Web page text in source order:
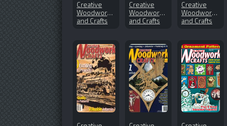
Creative
Woodworks
and Crafts
Creative
Woodworks
and Crafts
Creative
Woodworks
and Crafts